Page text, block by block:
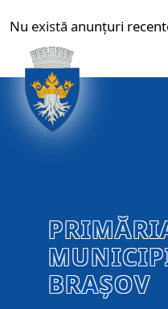
Nu există anunțuri
BRAȘOV